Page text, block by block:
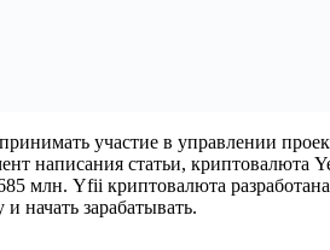
участие в управлении
написания статьи, криптовалюта
млн. Yfii криптовалюта
начать зарабатывать.